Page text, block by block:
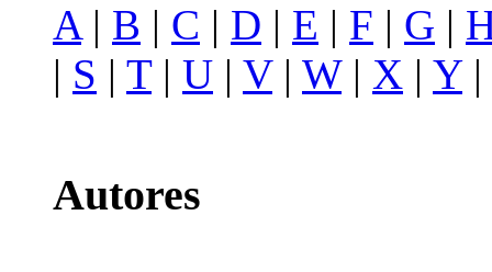
A| B | C | D | E | F | G |
| S | T| U | V| W| X | Y|
Autores